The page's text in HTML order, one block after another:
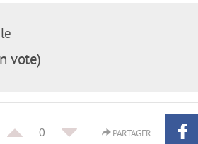
vote)
0 PARTAGER